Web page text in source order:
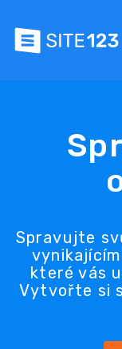
Spravujte
které vás
Vytvořte si